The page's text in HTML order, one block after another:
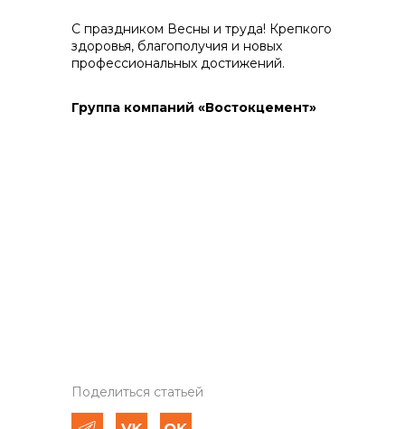
+7 (423) 234 50 50
info@vostokcement.ru
С праздником Весны и труда! Крепкого
здоровья, благополучия и новых
профессиональных достижений.
Группа компаний «Востокцемент»
Поделиться статьей